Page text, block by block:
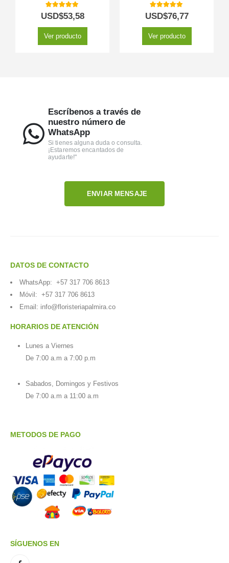
5.00 out of 5
USD$53,58
Ver producto
5.00 out of 5
USD$76,77
Ver producto
Escríbenos a través de
nuestro número de
WhatsApp
Si tienes alguna duda o consulta.
¡Estaremos encantados de
ayudarte!"
ENVIAR MENSAJE
DATOS DE CONTACTO
WhatsApp: +57 317 706 8613
Móvil: +57 317 706 8613
Email: info@floristeriapalmira.co
HORARIOS DE ATENCIÓN
Lunes a Viernes
De 7:00 a.m a 7:00 p.m
Sabados, Domingos y Festivos
De 7:00 a.m a 11:00 a.m
METODOS DE PAGO
SÍGUENOS EN